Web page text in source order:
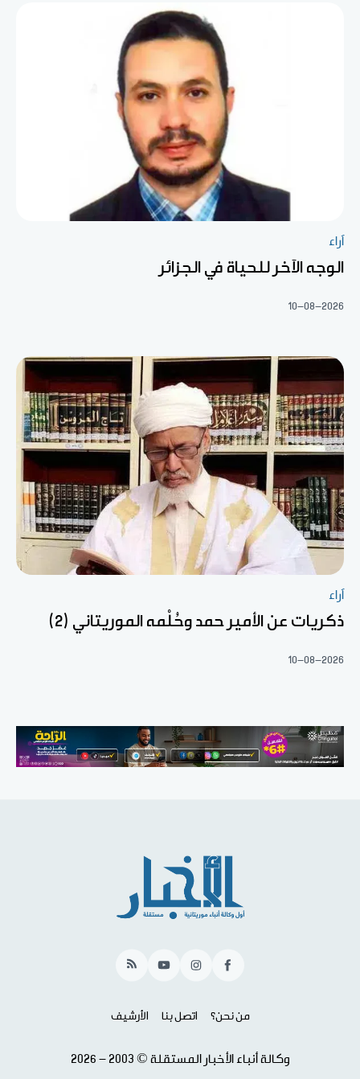
آراء
الوجه الآخر للحياة في الجزائر
10-08-2026
آراء
ذكريات عن الأمير حمد وحُلْمه الموريتاني (2)
10-08-2026
Facebook
Instagram
YouTube
RSS
من نحن؟ اتصل بنا الأرشيف
وكالة أنباء الأخبار المستقلة © 2003 - 2026